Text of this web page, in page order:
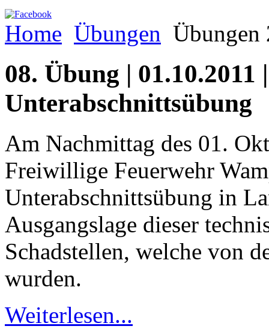
Home Übungen Übungen
08. Übung | 01.10.2011
Unterabschnittsübung
Am Nachmittag des 01.
Freiwillige Feuerwehr
Unterabschnittsübung in
Ausgangslage dieser
Schadstellen, welche von
wurden.
Weiterlesen...